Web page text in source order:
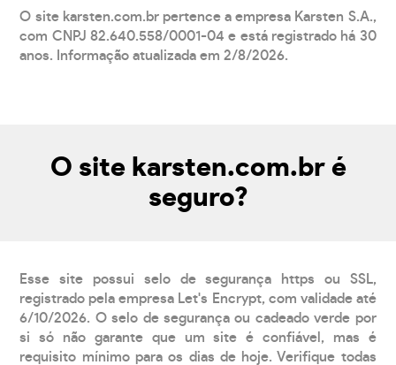
O site karsten.com.br pertence a empresa Karsten S.A.,
com CNPJ 82.640.558/0001-04 e está registrado há 30
anos. Informação atualizada em 2/8/2026.
O site karsten.com.br é
seguro?
Esse site possui selo de segurança https ou SSL,
registrado pela empresa Let's Encrypt, com validade até
6/10/2026. O selo de segurança ou cadeado verde por
si só não garante que um site é confiável, mas é
requisito mínimo para os dias de hoje. Verifique todas